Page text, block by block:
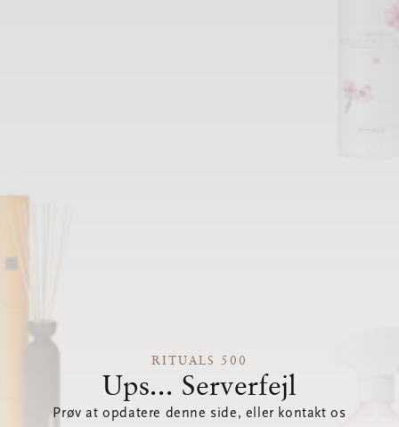
RITUALS 500
Ups... Serverfejl
Prøv at opdatere denne side, eller kontakt os